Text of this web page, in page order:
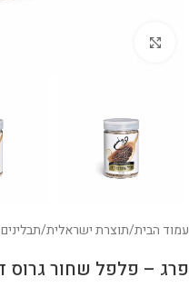
עמוד הבית/תוצרת ישראלית/תבלינים
פרג – פלפל שחור גרוס